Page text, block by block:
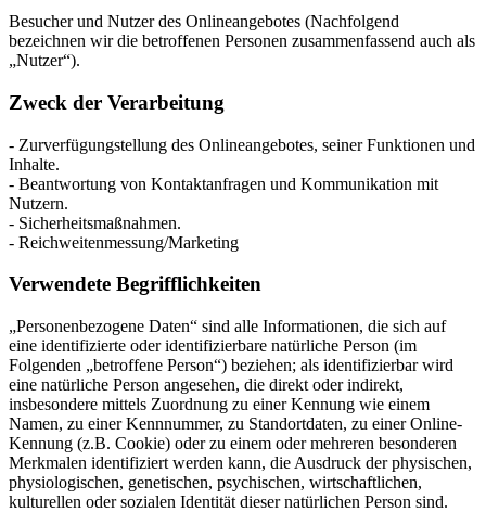
Besucher und Nutzer des Onlineangebotes (Nachfolgend
bezeichnen wir die betroffenen Personen zusammenfassend auch als
„Nutzer“).
Zweck der Verarbeitung
- Zurverfügungstellung des Onlineangebotes, seiner Funktionen und
Inhalte.
- Beantwortung von Kontaktanfragen und Kommunikation mit
Nutzern.
- Sicherheitsmaßnahmen.
- Reichweitenmessung/Marketing
Verwendete Begrifflichkeiten
„Personenbezogene Daten“ sind alle Informationen, die sich auf
eine identifizierte oder identifizierbare natürliche Person (im
Folgenden „betroffene Person“) beziehen; als identifizierbar wird
eine natürliche Person angesehen, die direkt oder indirekt,
insbesondere mittels Zuordnung zu einer Kennung wie einem
Namen, zu einer Kennnummer, zu Standortdaten, zu einer Online-
Kennung (z.B. Cookie) oder zu einem oder mehreren besonderen
Merkmalen identifiziert werden kann, die Ausdruck der physischen,
physiologischen, genetischen, psychischen, wirtschaftlichen,
kulturellen oder sozialen Identität dieser natürlichen Person sind.